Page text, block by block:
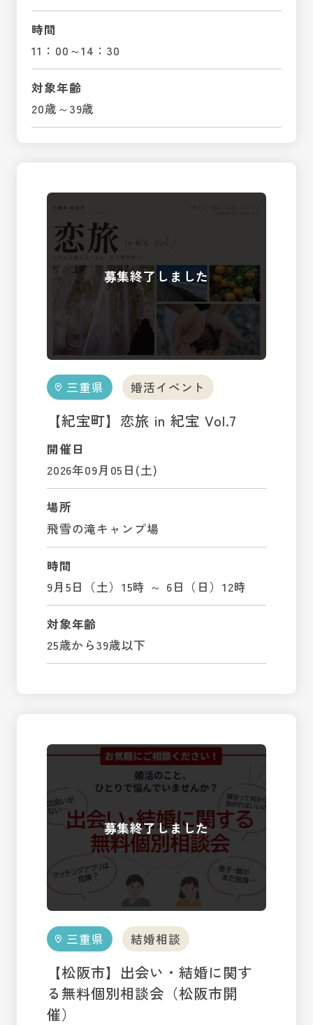
時間
11：00～14：30
対象年齢
20歳～39歳
三重県 婚活イベント
【紀宝町】恋旅 in 紀宝 Vol.7
開催日
2026年09月05日(土)
場所
飛雪の滝キャンプ場
時間
9月5日（土）15時 ～ 6日（日）12時
対象年齢
25歳から39歳以下
三重県 結婚相談
【松阪市】出会い・結婚に関す
る無料個別相談会（松阪市開
催）